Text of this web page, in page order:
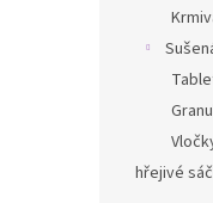
hřejivé